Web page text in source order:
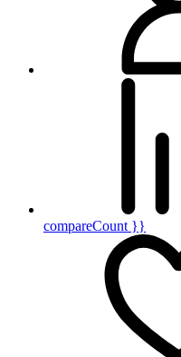
compareCount }}